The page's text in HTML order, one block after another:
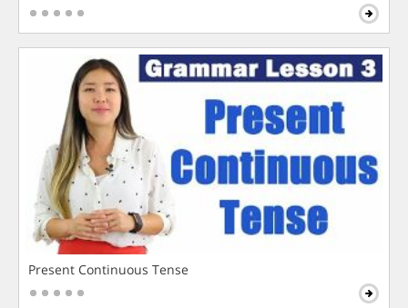
Present Continuous Tense